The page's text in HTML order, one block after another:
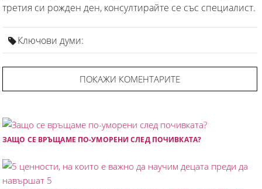
третия си рожден ден, консултирайте се със специалист.
Ключови думи:
ПОКАЖИ КОМЕНТАРИТЕ
ЗАЩО СЕ ВРЪЩАМЕ ПО-УМОРЕНИ СЛЕД ПОЧИВКАТА?